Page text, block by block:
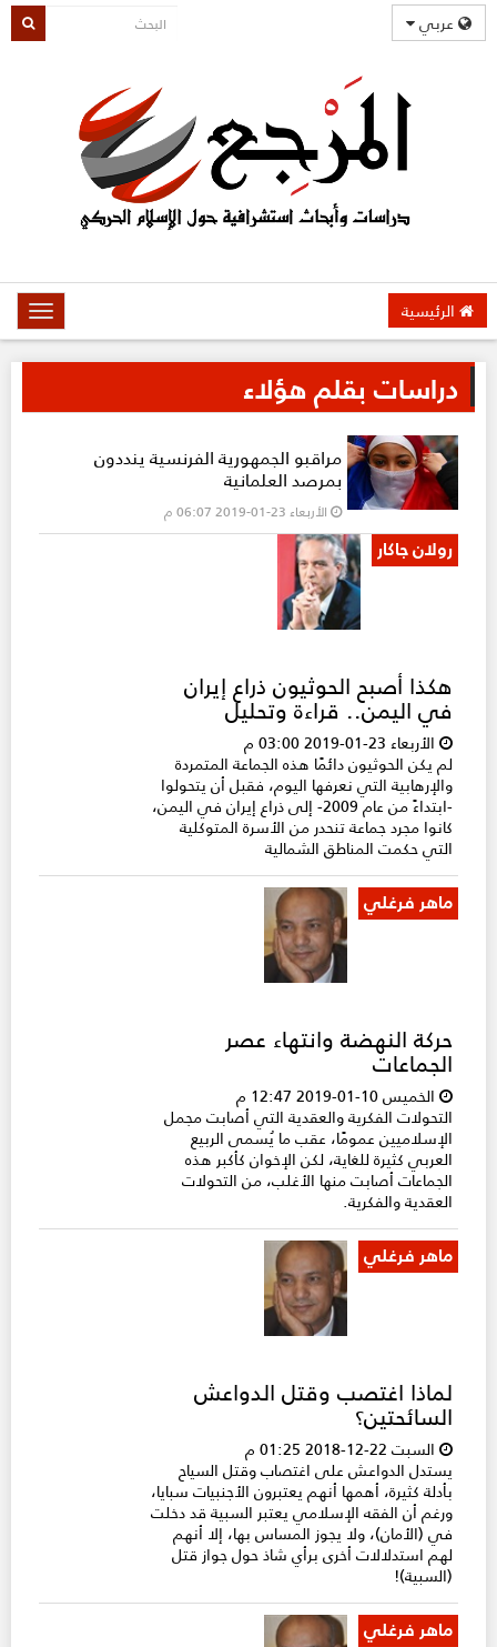
عربي
الرئيسية
دراسات بقلم هؤلاء
مراقبو الجمهورية الفرنسية ينددون
بمرصد العلمانية
الأربعاء 23-01-2019 06:07 م
رولان جاكار
هكذا أصبح الحوثيون ذراع إيران
في اليمن.. قراءة وتحليل
الأربعاء 23-01-2019 03:00 م
لم يكن الحوثيون دائمًا هذه الجماعة المتمردة
والإرهابية التي نعرفها اليوم، فقبل أن يتحولوا
-ابتداءً من عام 2009- إلى ذراع إيران في اليمن،
كانوا مجرد جماعة تنحدر من الأسرة المتوكلية
التي حكمت المناطق الشمالية
ماهر فرغلي
حركة النهضة وانتهاء عصر
الجماعات
الخميس 10-01-2019 12:47 م
التحولات الفكرية والعقدية التي أصابت مجمل
الإسلاميين عمومًا، عقب ما يُسمى الربيع
العربي كثيرة للغاية، لكن الإخوان كأكبر هذه
الجماعات أصابت منها الأغلب، من التحولات
العقدية والفكرية.
ماهر فرغلي
لماذا اغتصب وقتل الدواعش
السائحتين؟
السبت 22-12-2018 01:25 م
يستدل الدواعش على اغتصاب وقتل السياح
بأدلة كثيرة، أهمها أنهم يعتبرون الأجنبيات سبايا،
ورغم أن الفقه الإسلامي يعتبر السبية قد دخلت
في (الأمان)، ولا يجوز المساس بها، إلا أنهم
لهم استدلالات أخرى برأي شاذ حول جواز قتل
(السبية)!
ماهر فرغلي